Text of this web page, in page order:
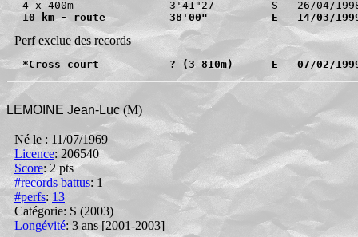
10 km - route          38'00"          E   14/03/1999
Perf exclue des records
*Cross court           ? (3 810m)      E   07/02/
LEMOINE Jean-Luc(M)
Né le : 11/07/1969
Licence: 206540
Score: 2 pts
#records battus: 1
#perfs: 13
Catégorie: S (2003)
Longévité: 3 ans [2001-2003]